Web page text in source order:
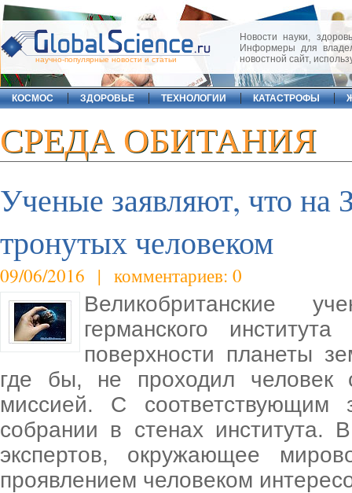
научно-популярные новости и статьи
Новости науки,
Информеры для
новостной сайт,
КОСМОС ЗДОРОВЬЕ ТЕХНОЛОГИИ КАТАСТРОФЫ
СРЕДА ОБИТАНИЯ
Ученые заявляют, что на
тронутых человеком
09/06/2016 | комментариев: 0
Великобританские
германского
поверхности планеты
где бы, не проходил человек
миссией. С соответствующим
собрании в стенах института.
экспертов, окружающее
проявлением человеком